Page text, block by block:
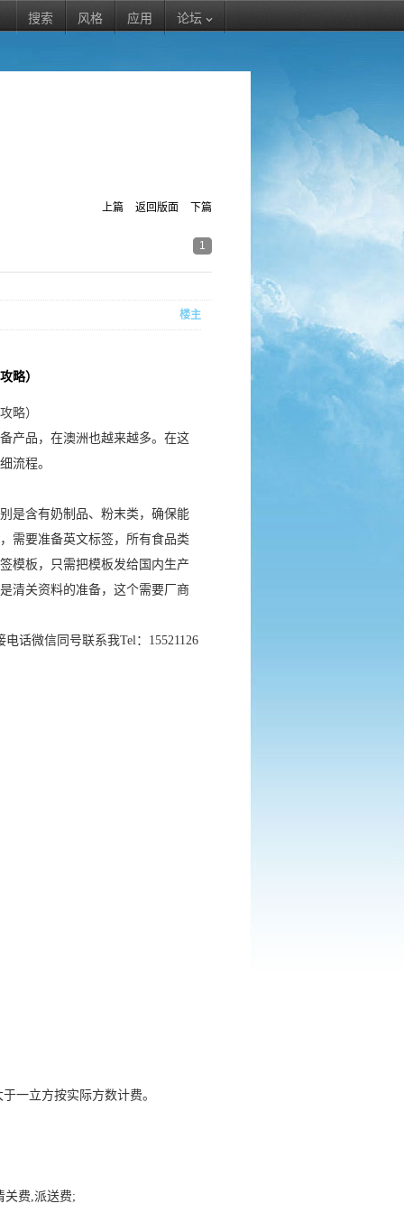
论坛
应用
风格
搜索
上篇 返回版面 下篇
1
楼主
略）
略）
产品，在澳洲也越来越多。在这
流程。
是含有奶制品、粉末类，确保能
需要准备英文标签，所有食品类
模板，只需把模板发给国内生产
清关资料的准备，这个需要厂商
话微信同号联系我Tel：15521126
一立方按实际方数计费。
关费,派送费;